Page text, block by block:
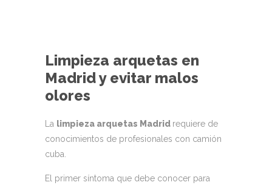
Limpieza arquetas en
Madrid y evitar malos
olores
La limpieza arquetas Madrid requiere de
conocimientos de profesionales con camión
cuba.
El primer síntoma que debe conocer para